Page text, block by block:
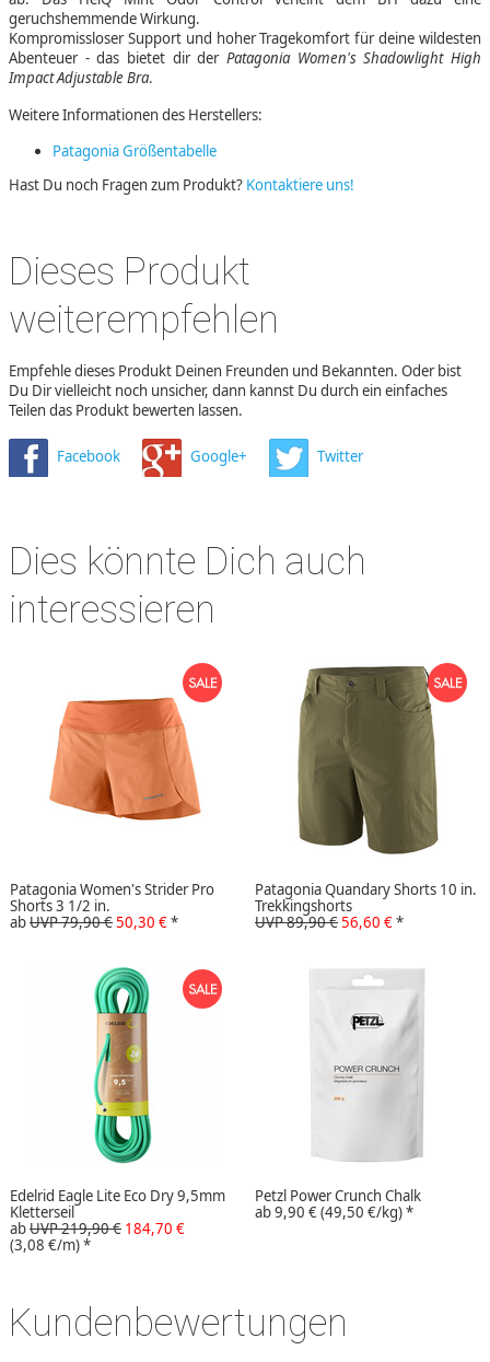
geruchshemmende Wirkung.
Kompromissloser Support und hoher Tragekomfort für deine wildesten
Abenteuer - das bietet dir der Patagonia Women's Shadowlight High
Impact Adjustable Bra.
Weitere Informationen des Herstellers:
Patagonia Größentabelle
Hast Du noch Fragen zum Produkt? Kontaktiere uns!
Dieses Produkt
weiterempfehlen
Empfehle dieses Produkt Deinen Freunden und Bekannten. Oder bist
Du Dir vielleicht noch unsicher, dann kannst Du durch ein einfaches
Teilen das Produkt bewerten lassen.
Facebook Google+ Twitter
Dies könnte Dich auch
interessieren
Patagonia Women's Strider Pro
Shorts 3 1/2 in.
abUVP 79,90 €50,30 €*
Patagonia Quandary Shorts 10 in.
Trekkingshorts
UVP 89,90 €56,60 €*
Edelrid Eagle Lite Eco Dry 9,5mm
Kletterseil
abUVP 219,90 € 184,70 €
(3,08 €/m)*
Petzl Power Crunch Chalk
ab9,90 €(49,50 €/kg)*
Kundenbewertungen